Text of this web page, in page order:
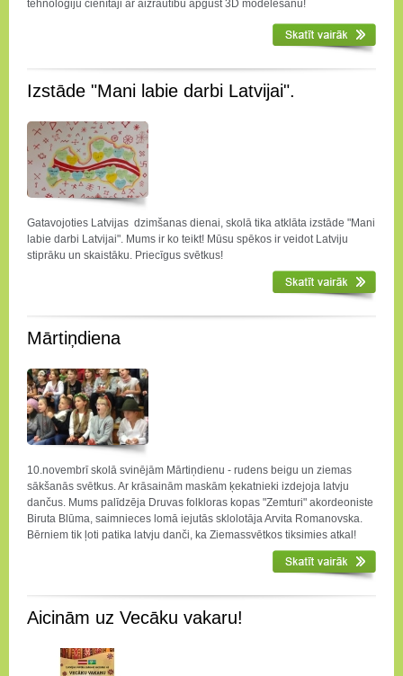
tehnoloģiju cienītāji ar aizrautību apgūst 3D modelēšanu!
Izstāde "Mani labie darbi Latvijai".
Gatavojoties Latvijas dzimšanas dienai, skolā tika atklāta izstāde "Mani
labie darbi Latvijai". Mums ir ko teikt! Mūsu spēkos ir veidot Latviju
stiprāku un skaistāku. Priecīgus svētkus!
Mārtiņdiena
10.novembrī skolā svinējām Mārtiņdienu - rudens beigu un ziemas
sākšanās svētkus. Ar krāsainām maskām ķekatnieki izdejoja latvju
dančus. Mums palīdzēja Druvas folkloras kopas "Zemturi" akordeoniste
Biruta Blūma, saimnieces lomā iejutās sklolotāja Arvita Romanovska.
Bērniem tik ļoti patika latvju danči, ka Ziemassvētkos tiksimies atkal!
Aicinām uz Vecāku vakaru!